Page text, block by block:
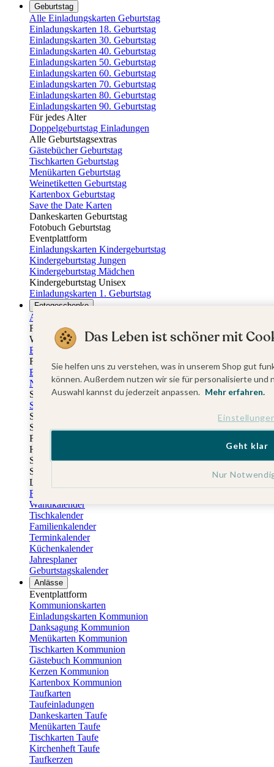
Geburtstag
Alle Einladungskarten Geburtstag
Einladungskarten 18. Geburtstag
Einladungskarten 30. Geburtstag
Einladungskarten 40. Geburtstag
Einladungskarten 50. Geburtstag
Einladungskarten 60. Geburtstag
Einladungskarten 70. Geburtstag
Einladungskarten 80. Geburtstag
Einladungskarten 90. Geburtstag
Für jedes Alter
Doppelgeburtstag Einladungen
Alle Geburtstagsextras
Gästebücher Geburtstag
Tischkarten Geburtstag
Menükarten Geburtstag
Weinetiketten Geburtstag
Kartenbox Geburtstag
Save the Date Karten
Dankeskarten Geburtstag
Fotobuch Geburtstag
Eventplattform
Einladungskarten Kindergeburtstag
Kindergeburtstag Jungen
Kindergeburtstag Mädchen
Kindergeburtstag Unisex
Einladungskarten 1. Geburtstag
Fotogeschenke
Alle Fotogeschenke
Fotobücher
Wandbilder & Poster
Bilderboxen
Fotohalter
Bilderrahmen
Notizbücher
Stoffeinband mit Foto
Softcover mit Foto
Stoffeinband mit Veredelung
Softcover mit Veredelung
Fotobücher
Hardcover
Softcover
Stoffeinband
Layflat
Fotokalender
Wandkalender
Tischkalender
Familienkalender
Terminkalender
Küchenkalender
Jahresplaner
Geburtstagskalender
Anlässe
Eventplattform
Kommunionskarten
Einladungskarten Kommunion
Danksagung Kommunion
Menükarten Kommunion
Tischkarten Kommunion
Gästebuch Kommunion
Kerzen Kommunion
Kartenbox Kommunion
Taufkarten
Taufeinladungen
Dankeskarten Taufe
Menükarten Taufe
Tischkarten Taufe
Kirchenheft Taufe
Taufkerzen
Das Leben ist schöner mit
Sie helfen uns zu verstehen, was in unserem Shop gut
können. Außerdem nutzen wir sie für personalisierte
Auswahl kannst du jederzeit anpassen. Mehr erfahren.
Nur
Geht klar